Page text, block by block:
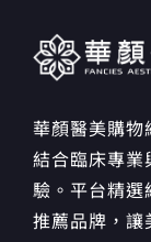
華顏醫美購物
結合臨床專
驗。平台精
推薦品牌，讓